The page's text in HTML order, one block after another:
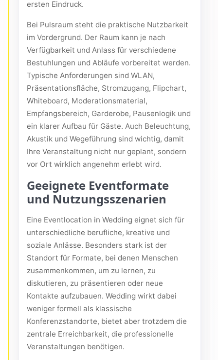
ersten Eindruck.
Bei Pulsraum steht die praktische Nutzbarkeit
im Vordergrund. Der Raum kann je nach
Verfügbarkeit und Anlass für verschiedene
Bestuhlungen und Abläufe vorbereitet werden.
Typische Anforderungen sind WLAN,
Präsentationsfläche, Stromzugang, Flipchart,
Whiteboard, Moderationsmaterial,
Empfangsbereich, Garderobe, Pausenlogik und
ein klarer Aufbau für Gäste. Auch Beleuchtung,
Akustik und Wegeführung sind wichtig, damit
Ihre Veranstaltung nicht nur geplant, sondern
vor Ort wirklich angenehm erlebt wird.
Geeignete Eventformate
und Nutzungsszenarien
Eine Eventlocation in Wedding eignet sich für
unterschiedliche berufliche, kreative und
soziale Anlässe. Besonders stark ist der
Standort für Formate, bei denen Menschen
zusammenkommen, um zu lernen, zu
diskutieren, zu präsentieren oder neue
Kontakte aufzubauen. Wedding wirkt dabei
weniger formell als klassische
Konferenzstandorte, bietet aber trotzdem die
zentrale Erreichbarkeit, die professionelle
Veranstaltungen benötigen.